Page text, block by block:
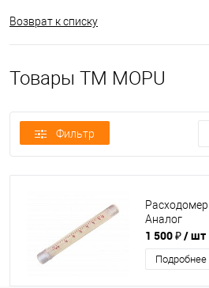
Возврат к списку
Товары TM MOPU
Фильтр
Аналог
1 500 ₽/ шт
Подробнее